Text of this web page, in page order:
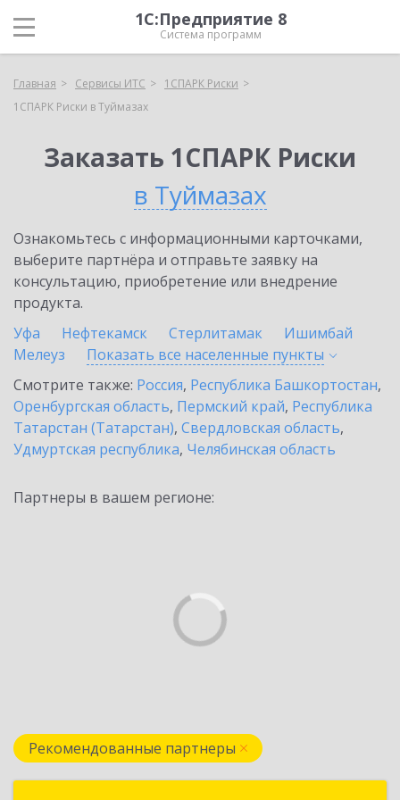
1С:Предприятие 8
Система программ
Главная Сервисы ИТС
1СПАРК Риски
1СПАРК Риски в Туймазах
Заказать 1СПАРК Риски
в Туймазах
Ознакомьтесь с информационными карточками,
выберите партнёра и отправьте заявку на
консультацию, приобретение или внедрение
продукта.
Уфа
Нефтекамск Стерлитамак
Ишимбай
Мелеуз
Показать все населенные пункты
Смотрите также: Россия, Республика Башкортостан,
Оренбургская область, Пермский край, Республика
Татарстан (Татарстан), Свердловская область,
Удмуртская республика, Челябинская область
Партнеры в вашем регионе:
Рекомендованные партнеры